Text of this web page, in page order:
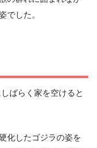
でした。
ばらく家を空けると
化したゴジラの姿を